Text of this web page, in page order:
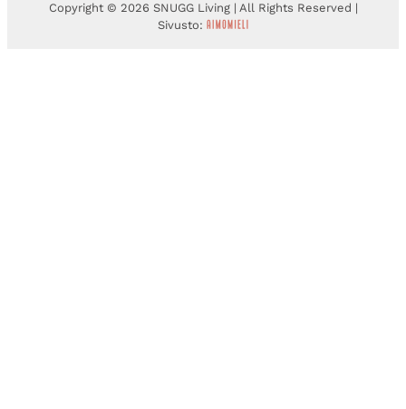
Copyright © 2026 SNUGG Living | All Rights Reserved |
Sivusto: